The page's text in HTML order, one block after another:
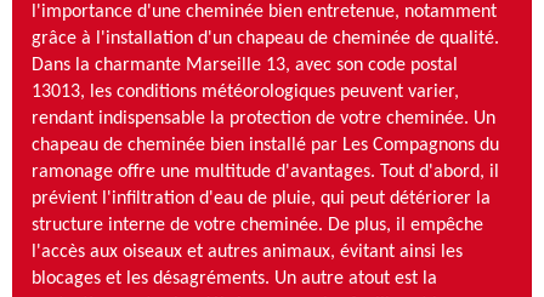
l'importance d'une cheminée bien entretenue, notamment
grâce à l'installation d'un chapeau de cheminée de qualité.
Dans la charmante Marseille 13, avec son code postal
13013, les conditions météorologiques peuvent varier,
rendant indispensable la protection de votre cheminée. Un
chapeau de cheminée bien installé par Les Compagnons du
ramonage offre une multitude d'avantages. Tout d'abord, il
prévient l'infiltration d'eau de pluie, qui peut détériorer la
structure interne de votre cheminée. De plus, il empêche
l'accès aux oiseaux et autres animaux, évitant ainsi les
blocages et les désagréments. Un autre atout est la